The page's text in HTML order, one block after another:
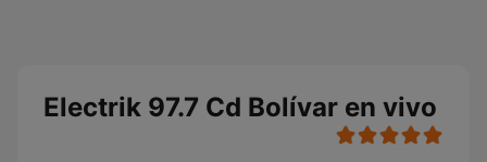
Electrik 97.7 Cd Bolívar en vivo